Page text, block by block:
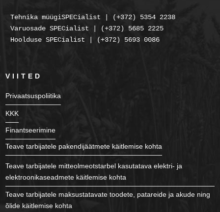
Tehnika müügiSPECialist | (+372) 5354 2238
Varuosade SPECialist | (+372) 5685 2225
Hoolduse SPECialist | (+372) 5693 0086
VIITED
Privaatsuspoliitika
KKK
Finantseerimine
Teave tarbijatele pakendijäätmete käitlemise kohta
Teave tarbijatele mitteolmeotstarbel kasutatava elektri- ja
elektroonikaseadmete käitlemise kohta
Teave tarbijatele maksustatavate toodete, patareide ja akude ning
õlide käitlemise kohta